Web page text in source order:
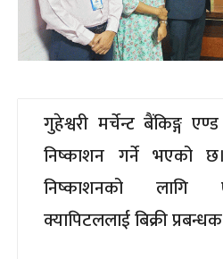
गुहेश्वरी मर्चेन्ट बैंकिङ्ग
निष्काशन गर्ने भएको
निष्काशनको
क्यापिटललाई बिक्री